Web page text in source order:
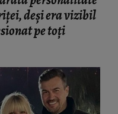
deși era vizibil
pe toți